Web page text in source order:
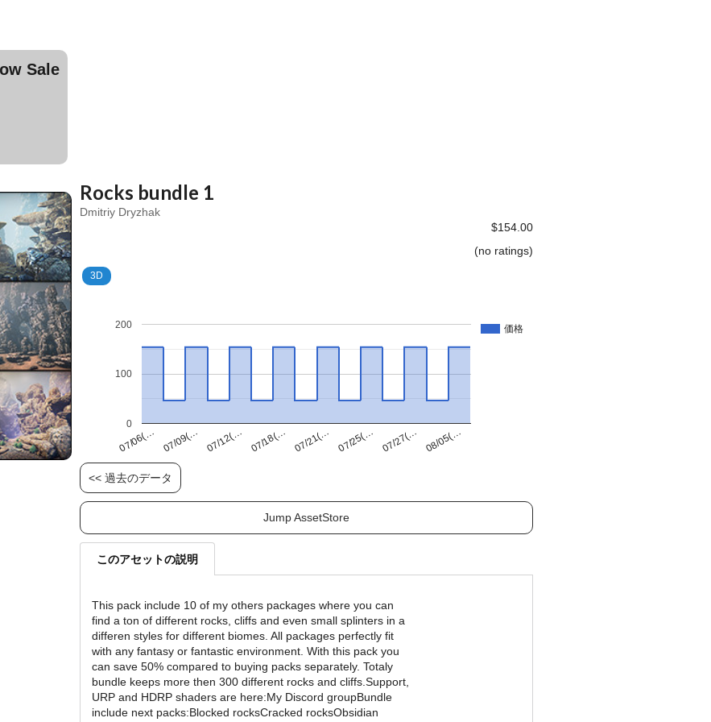
Sale
Rocks bundle 1
Dmitriy Dryzhak
$154.00
(no ratings)
3D
価格
07/06(… 07/09(… 07/12(… 07/18(… 07/21(… 07/25(… 07/27(… 08/05(…
0
100
200
<< 過去のデータ
Jump AssetStore
このアセットの説明
This pack include 10 of my others packages where you can
find a ton of different rocks, cliffs and even small splinters in a
differen styles for different biomes. All packages perfectly fit
with any fantasy or fantastic environment. With this pack you
can save 50% compared to buying packs separately. Totaly
bundle keeps more then 300 different rocks and cliffs.Support,
URP and HDRP shaders are here:My Discord groupBundle
include next packs:Blocked rocksCracked rocksObsidian